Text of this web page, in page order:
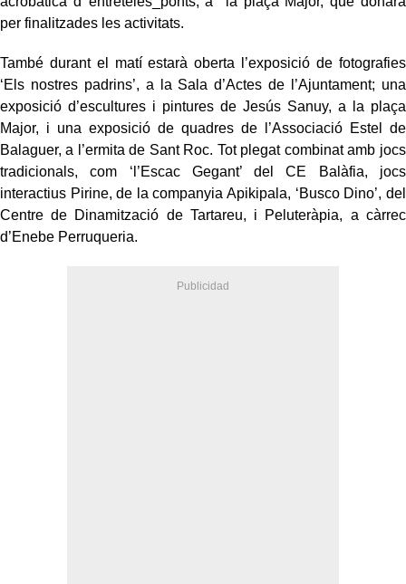
per finalitzades les activitats.
També durant el matí estarà oberta l’exposició de fotografies
‘Els nostres padrins’, a la Sala d’Actes de l’Ajuntament; una
exposició d’escultures i pintures de Jesús Sanuy, a la plaça
Major, i una exposició de quadres de l’Associació Estel de
Balaguer, a l’ermita de Sant Roc. Tot plegat combinat amb jocs
tradicionals, com ‘l’Escac Gegant’ del CE Balàfia, jocs
interactius Pirine, de la companyia Apikipala, ‘Busco Dino’, del
Centre de Dinamització de Tartareu, i Peluteràpia, a càrrec
d’Enebe Perruqueria.